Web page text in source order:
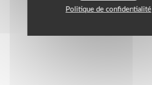
Politique de confidentialité